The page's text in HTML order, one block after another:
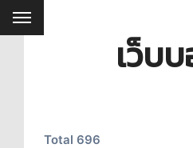
เว็บ
Total 696